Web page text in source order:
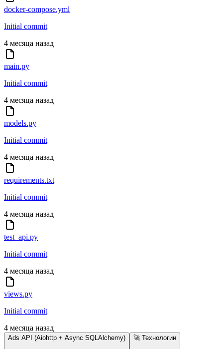
docker-compose.yml
Initial commit
4 месяца назад
main.py
Initial commit
4 месяца назад
models.py
Initial commit
4 месяца назад
requirements.txt
Initial commit
4 месяца назад
test_api.py
Initial commit
4 месяца назад
views.py
Initial commit
4 месяца назад
Ads API (Aiohttp + Async SQLAlchemy) 🚀 Технологии